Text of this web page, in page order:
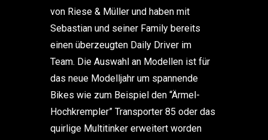
von Riese & Müller und haben mit
Sebastian und seiner Family bereits
einen überzeugten Daily Driver im
Team. Die Auswahl an Modellen ist für
das neue Modelljahr um spannende
Bikes wie zum Beispiel den “Ärmel-
Hochkrempler” Transporter 85 oder das
quirlige Multitinker erweitert worden